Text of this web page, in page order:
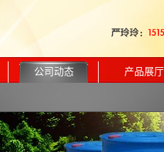
公司动态 产品展厅